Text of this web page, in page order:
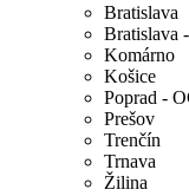
Bratislava
Bratislava
Komárno
Košice
Poprad -
Prešov
Trenčín
Trnava
Žilina